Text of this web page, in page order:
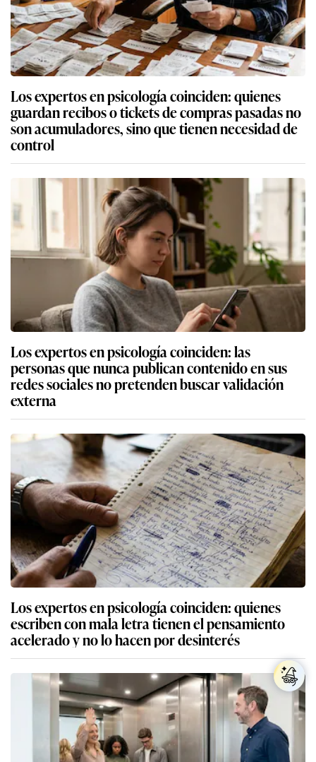
Los expertos en psicología coinciden: quienes
guardan recibos o tickets de compras pasadas no
son acumuladores, sino que tienen necesidad de
control
Los expertos en psicología coinciden: las
personas que nunca publican contenido en sus
redes sociales no pretenden buscar validación
externa
Los expertos en psicología coinciden: quienes
escriben con mala letra tienen el pensamiento
acelerado y no lo hacen por desinterés